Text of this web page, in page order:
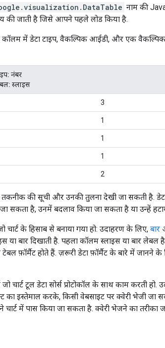
नाम की
की जाती है जिसे आपने पहले लोड किया है.
कॉलम में डेटा टाइप, वैकल्पिक आईडी, और एक
नंबर
स्लाइस
3
1
1
1
2
तकनीक की सूची और उनकी तुलना देखी जा सकती है.
सकता है, उनमें बदलाव किया जा सकता है या उन्हें
चार्ट के हिसाब से बनाया गया हो: उदाहरण के लिए, बार
या बार दिखाती है. पहला कॉलम स्लाइस या बार लेबल
फ़ॉर्मैट होते हैं. ज़रूरी डेटा फ़ॉर्मैट के बारे में जानने के
टूल डेटा सोर्स प्रोटोकॉल के साथ काम करती हो.
का इस्तेमाल करके, किसी वेबसाइट पर क्वेरी भेजी जा
में पास किया जा सकता है. क्वेरी भेजने का तरीका